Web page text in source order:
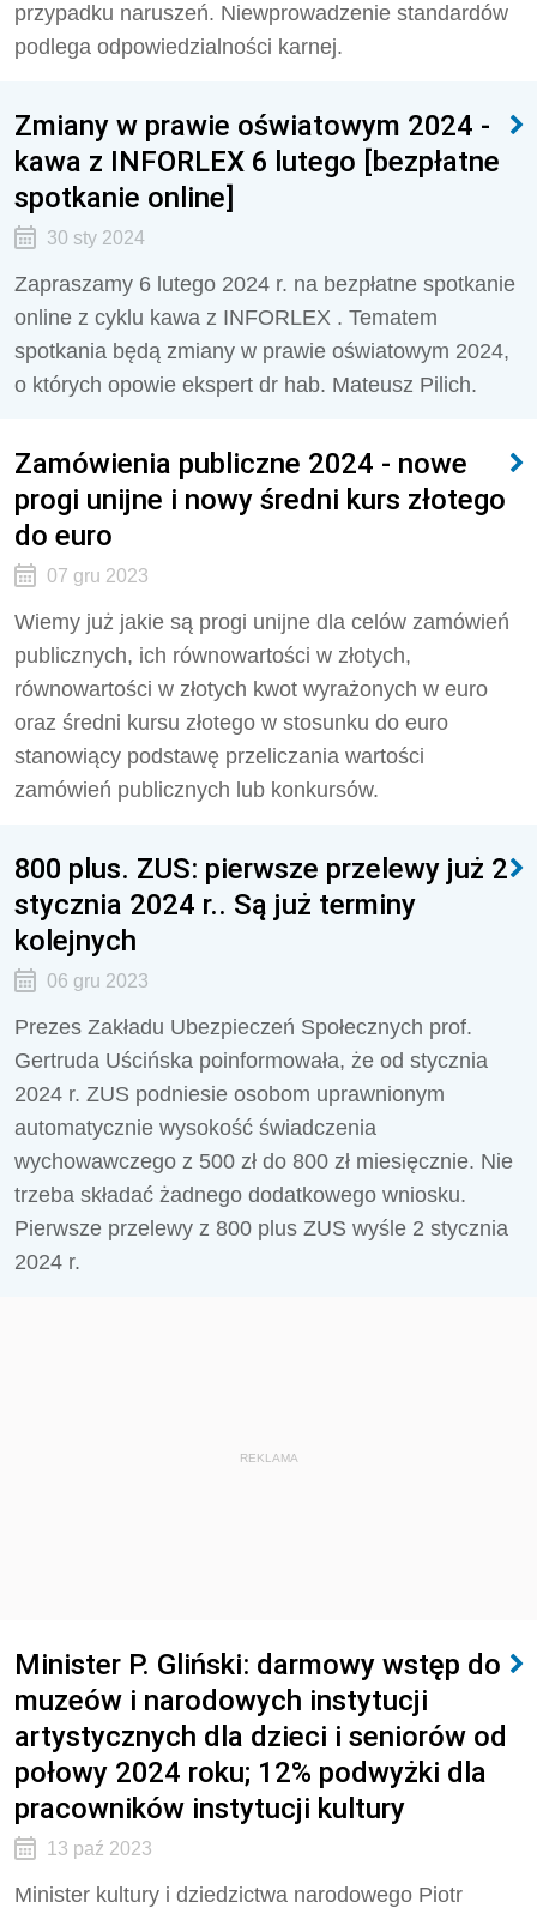
przypadku naruszeń. Niewprowadzenie standardów
podlega odpowiedzialności karnej.
Zmiany w prawie oświatowym 2024 -
kawa z INFORLEX 6 lutego [bezpłatne
spotkanie online]
30 sty 2024
Zapraszamy 6 lutego 2024 r. na bezpłatne spotkanie
online z cyklu kawa z INFORLEX . Tematem
spotkania będą zmiany w prawie oświatowym 2024,
o których opowie ekspert dr hab. Mateusz Pilich.
Zamówienia publiczne 2024 - nowe
progi unijne i nowy średni kurs złotego
do euro
07 gru 2023
Wiemy już jakie są progi unijne dla celów zamówień
publicznych, ich równowartości w złotych,
równowartości w złotych kwot wyrażonych w euro
oraz średni kursu złotego w stosunku do euro
stanowiący podstawę przeliczania wartości
zamówień publicznych lub konkursów.
800 plus. ZUS: pierwsze przelewy już 2
stycznia 2024 r.. Są już terminy
kolejnych
06 gru 2023
Prezes Zakładu Ubezpieczeń Społecznych prof.
Gertruda Uścińska poinformowała, że od stycznia
2024 r. ZUS podniesie osobom uprawnionym
automatycznie wysokość świadczenia
wychowawczego z 500 zł do 800 zł miesięcznie. Nie
trzeba składać żadnego dodatkowego wniosku.
Pierwsze przelewy z 800 plus ZUS wyśle 2 stycznia
2024 r.
REKLAMA
Minister P. Gliński: darmowy wstęp do
muzeów i narodowych instytucji
artystycznych dla dzieci i seniorów od
połowy 2024 roku; 12% podwyżki dla
pracowników instytucji kultury
13 paź 2023
Minister kultury i dziedzictwa narodowego Piotr